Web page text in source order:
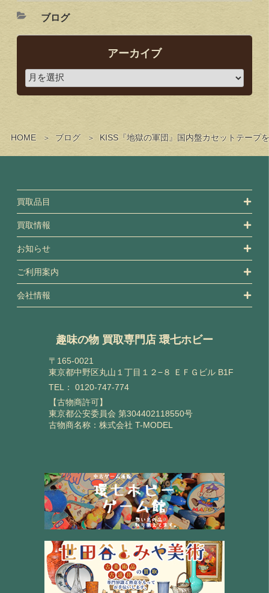
HOME ブログ KISS『地獄の軍団』国内盤カセットテープ
ブログ
アーカイブ
買取品目
買取情報
お知らせ
ご利用案内
会社情報
趣味の物 買取専門店 環七ホビー
〒165-0021
東京都中野区丸山１丁目１２−８ ＥＦＧビル B1F
TEL： 0120-747-774
【古物商許可】
東京都公安委員会 第304402118550号
古物商名称：株式会社 T-MODEL